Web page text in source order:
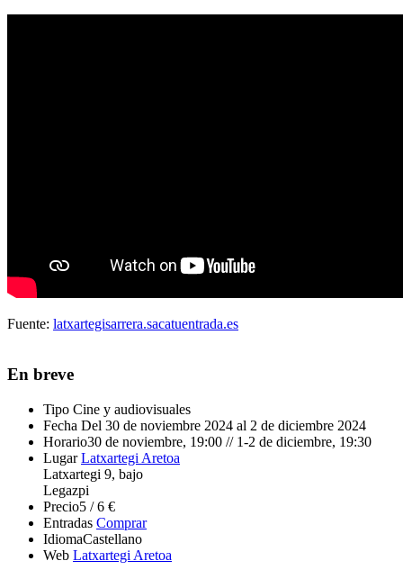
Fuente: latxartegisarrera.sacatuentrada.es
En breve
Tipo Cine y audiovisuales
Fecha Del 30 de noviembre 2024 al 2 de diciembre 2024
Horario30 de noviembre, 19:00 // 1-2 de diciembre, 19:30
Lugar Latxartegi Aretoa
Latxartegi 9, bajo
Legazpi
Precio5 / 6 €
Entradas Comprar
IdiomaCastellano
Web Latxartegi Aretoa